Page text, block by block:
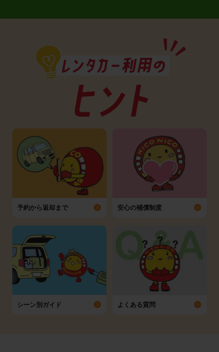
予約から返却まで 安心の補償制度
シーン別ガイド よくある質問